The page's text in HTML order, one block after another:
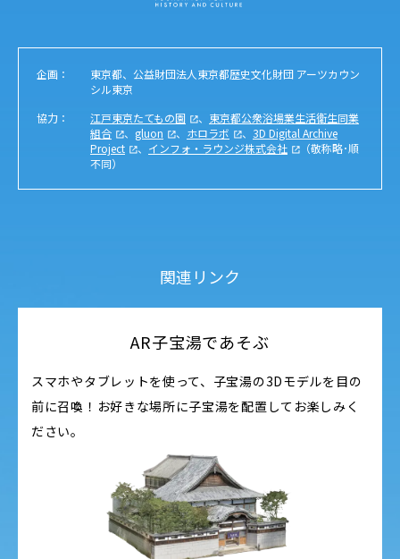
企画：
東京都、公益財団法人東京都歴史文化財団 アーツカウン
シル東京
協力：
江戸東京たてもの園 、 東京都公衆浴場業生活衛生同業
組合
、 gluon 、 ホロラボ 、 3D Digital Archive
Project
、 インフォ・ラウンジ株式会社
（敬称略･順
不同）
関連リンク
AR子宝湯であそぶ
スマホやタブレットを使って、子宝湯の3Dモデルを目の
前に召喚！お好きな場所に子宝湯を配置してお楽しみく
ださい。